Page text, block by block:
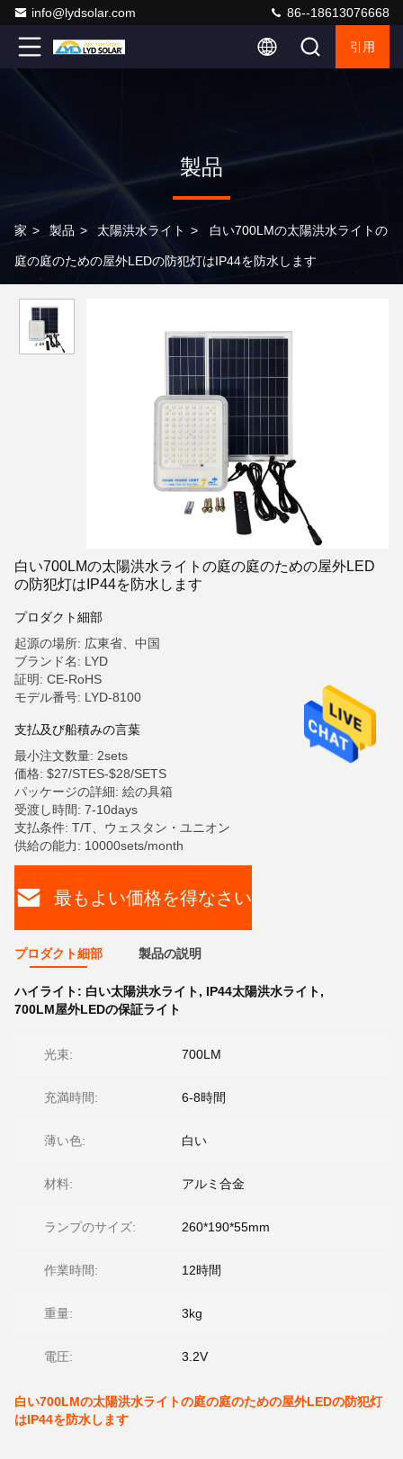
info@lydsolar.com 86--18613076668
引用
製品
家 > 製品 > 太陽洪水ライト > 白い700LMの太陽洪水ライトの
庭の庭のための屋外LEDの防犯灯はIP44を防水します
白い700LMの太陽洪水ライトの庭の庭のための屋外LED
の防犯灯はIP44を防水します
プロダクト細部
起源の場所: 広東省、中国
ブランド名: LYD
証明: CE-RoHS
モデル番号: LYD-8100
支払及び船積みの言葉
最小注文数量: 2sets
価格: $27/STES-$28/SETS
パッケージの詳細: 絵の具箱
受渡し時間: 7-10days
支払条件: T/T、ウェスタン・ユニオン
供給の能力: 10000sets/month
最もよい価格を得なさい
プロダクト細部 製品の説明
ハイライト: 白い太陽洪水ライト, IP44太陽洪水ライト,
700LM屋外LEDの保証ライト
光束: 700LM
充満時間: 6-8時間
薄い色: 白い
材料: アルミ合金
ランプのサイズ: 260*190*55mm
作業時間: 12時間
重量: 3kg
電圧: 3.2V
白い700LMの太陽洪水ライトの庭の庭のための屋外LEDの防犯灯
はIP44を防水します